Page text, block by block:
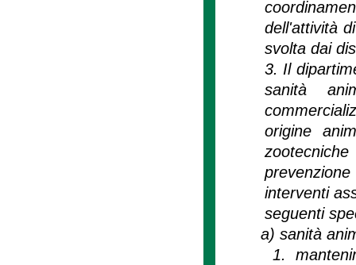
dell'attività
svolta dai
3. Il
sanità
origine
interventi
seguenti
a) sanità
1.